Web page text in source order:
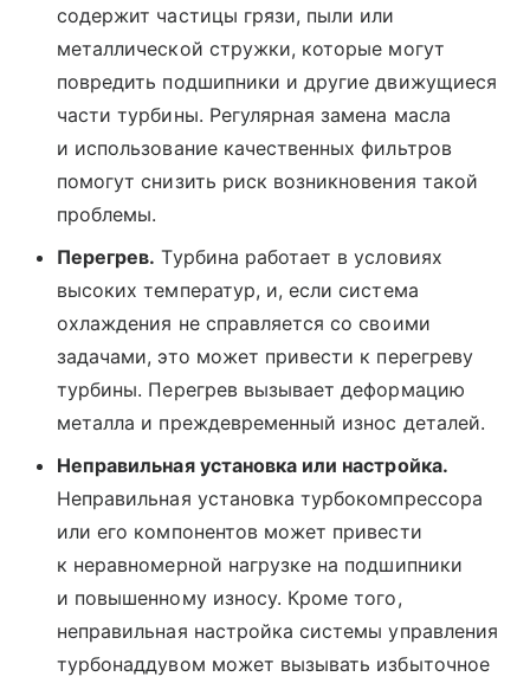
содержит частицы грязи, пыли или
металлической стружки, которые могут
повредить подшипники и другие движущиеся
части турбины. Регулярная замена масла
и использование качественных фильтров
помогут снизить риск возникновения такой
проблемы.
Перегрев. Турбина работает в условиях
высоких температур, и, если система
охлаждения не справляется со своими
задачами, это может привести к перегреву
турбины. Перегрев вызывает деформацию
металла и преждевременный износ деталей.
Неправильная установка или настройка.
Неправильная установка турбокомпрессора
или его компонентов может привести
к неравномерной нагрузке на подшипники
и повышенному износу. Кроме того,
неправильная настройка системы управления
турбонаддувом может вызывать избыточное